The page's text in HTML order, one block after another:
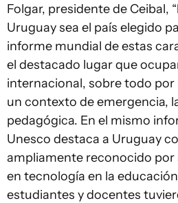
Folgar, presidente de Ceibal,
Uruguay sea el país elegido
informe mundial de estas
el destacado lugar que
internacional, sobre todo por
un contexto de emergencia,
pedagógica. En el mismo
Unesco destaca a Uruguay
ampliamente reconocido por
en tecnología en la
estudiantes y docentes